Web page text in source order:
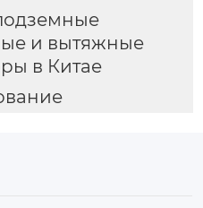
и вытяжные
в Китае